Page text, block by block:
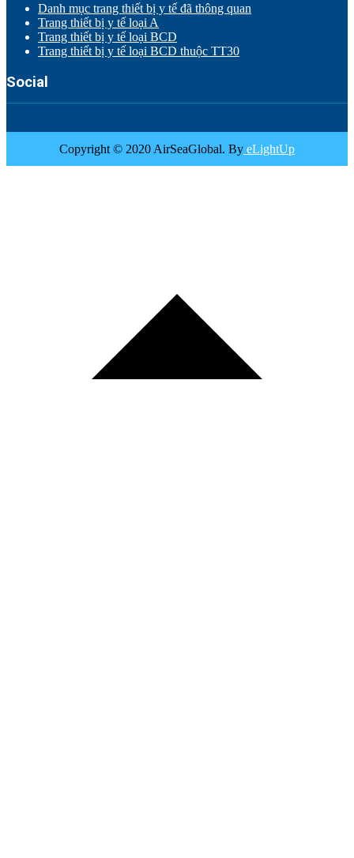
Danh mục trang thiết bị y tế đã thông quan
Trang thiết bị y tế loại A
Trang thiết bị y tế loại BCD
Trang thiết bị y tế loại BCD thuộc TT30
Social
Copyright © 2020 AirSeaGlobal. By eLightUp